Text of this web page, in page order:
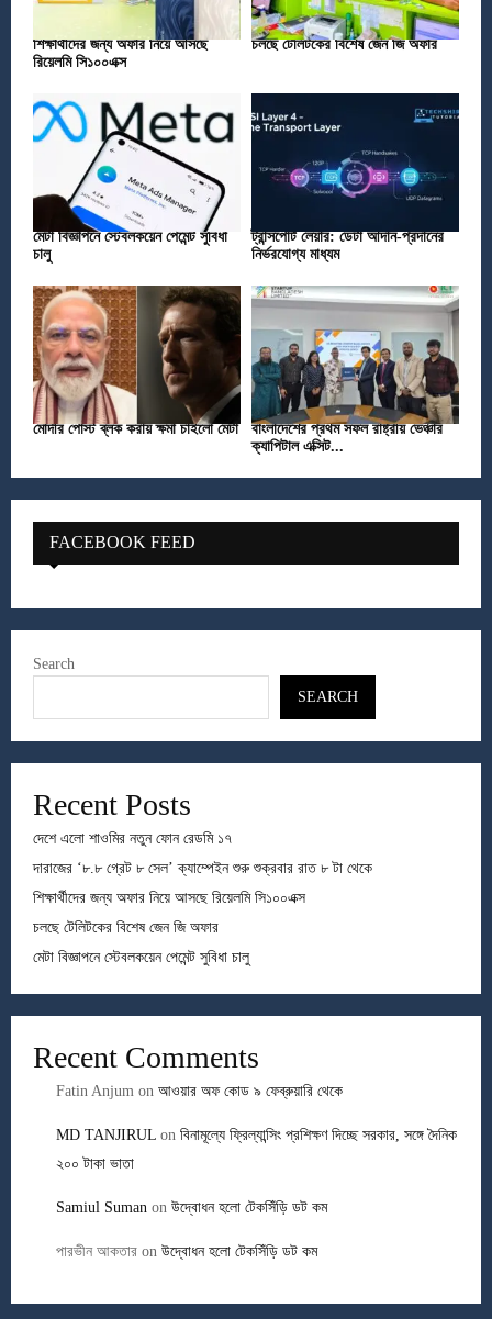
শিক্ষার্থীদের জন্য অফার নিয়ে আসছে
রিয়েলমি সি১০০এক্স
চলছে টেলিটকের বিশেষ জেন জি অফার
মেটা বিজ্ঞাপনে স্টেবলকয়েন পেমেন্ট সুবিধা
চালু
ট্রান্সপোর্ট লেয়ার: ডেটা আদান-প্রদানের
নির্ভরযোগ্য মাধ্যম
মোদীর পোস্ট ব্লক করায় ক্ষমা চাইলো মেটা
বাংলাদেশের প্রথম সফল রাষ্ট্রীয় ভেঞ্চার
ক্যাপিটাল এক্সিট...
FACEBOOK FEED
Search
SEARCH
Recent Posts
দেশে এলো শাওমির নতুন ফোন রেডমি ১৭
দারাজের ‘৮.৮ গ্রেট ৮ সেল’ ক্যাম্পেইন শুরু শুক্রবার রাত ৮ টা থেকে
শিক্ষার্থীদের জন্য অফার নিয়ে আসছে রিয়েলমি সি১০০এক্স
চলছে টেলিটকের বিশেষ জেন জি অফার
মেটা বিজ্ঞাপনে স্টেবলকয়েন পেমেন্ট সুবিধা চালু
Recent Comments
Fatin Anjum on আওয়ার অফ কোড ৯ ফেব্রুয়ারি থেকে
MD TANJIRUL on বিনামূল্যে ফ্রিল্যান্সিং প্রশিক্ষণ দিচ্ছে সরকার, সঙ্গে দৈনিক
২০০ টাকা ভাতা
Samiul Suman on উদ্বোধন হলো টেকসিঁড়ি ডট কম
পারভীন আকতার on উদ্বোধন হলো টেকসিঁড়ি ডট কম